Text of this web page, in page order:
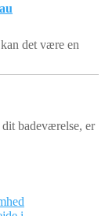
det være en
badeværelse, er